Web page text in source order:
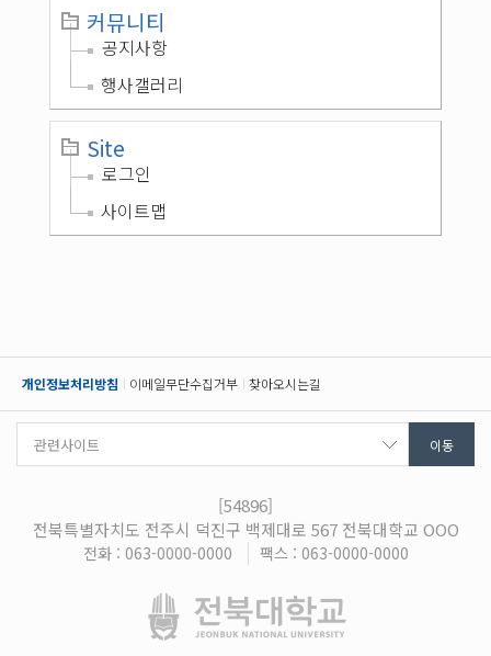
커뮤니티
공지사항
행사갤러리
Site
로그인
사이트맵
개인정보처리방침 이메일무단수집거부 찾아오시는길
[54896]
전북특별자치도 전주시 덕진구 백제대로 567 전북대학교 OOO
전화 : 063-0000-0000 팩스 : 063-0000-0000